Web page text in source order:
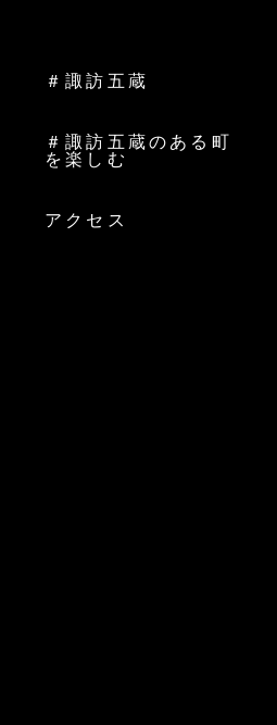
＃諏訪五蔵
＃諏訪五蔵のある町
を楽しむ
アクセス